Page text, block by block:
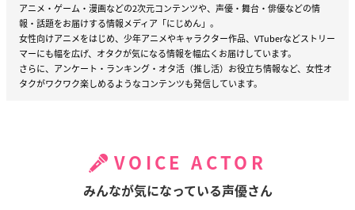
アニメ・ゲーム・漫画などの2次元コンテンツや、声優・舞台・俳優などの情
報・話題をお届けする情報メディア「にじめん」。
女性向けアニメをはじめ、少年アニメやキャラクター作品、VTuberなどストリー
マーにも幅を広げ、オタクが気になる情報を幅広くお届けしています。
さらに、アンケート・ランキング・オタ活（推し活）お役立ち情報など、女性オ
タクがワクワク楽しめるようなコンテンツも発信しています。
VOICE ACTOR
みんなが気になっている声優さん